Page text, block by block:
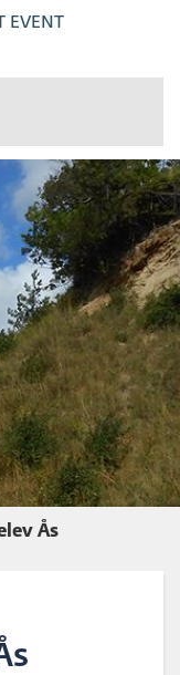
EVENT
Ås